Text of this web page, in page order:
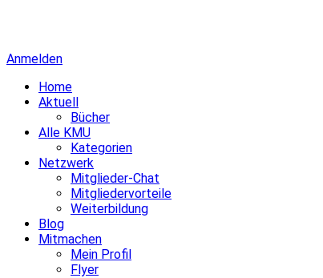
Anmelden
Home
Aktuell
Bücher
Alle KMU
Kategorien
Netzwerk
Mitglieder-Chat
Mitgliedervorteile
Weiterbildung
Blog
Mitmachen
Mein Profil
Flyer